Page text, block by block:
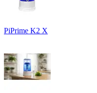
PiPrime K2 X